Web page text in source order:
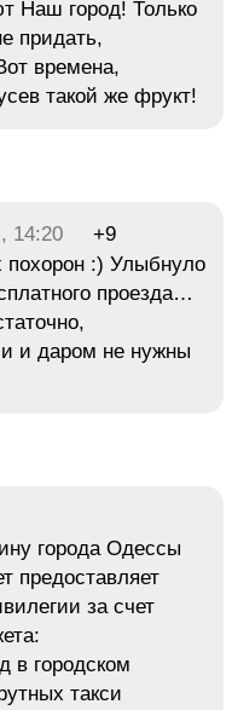
Наш город! Только
придать,
времена,
такой же фрукт!
14:20
+9
:) Улыбнуло
проезда…
и даром не нужны
города Одессы
предоставляет
за счет
городском
такси